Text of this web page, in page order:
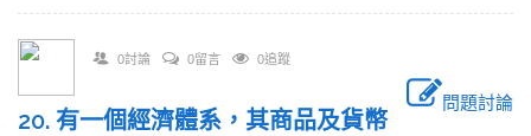
0討論 0留言 0追蹤
問題討論
20. 有一個經濟體系，其商品及貨幣